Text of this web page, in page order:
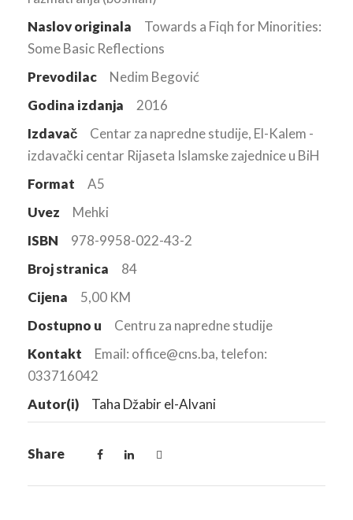
Naslov originala
Towards a Fiqh for Minorities:
Some Basic Reflections
Prevodilac
Nedim Begović
Godina izdanja
2016
Izdavač
Centar za napredne studije, El-Kalem -
izdavački centar Rijaseta Islamske zajednice u BiH
Format
A5
Uvez
Mehki
ISBN
978-9958-022-43-2
Broj stranica
84
Cijena
5,00 KM
Dostupno u
Centru za napredne studije
Kontakt
Email: office@cns.ba, telefon:
033716042
Autor(i)
Taha Džabir el-Alvani
Share